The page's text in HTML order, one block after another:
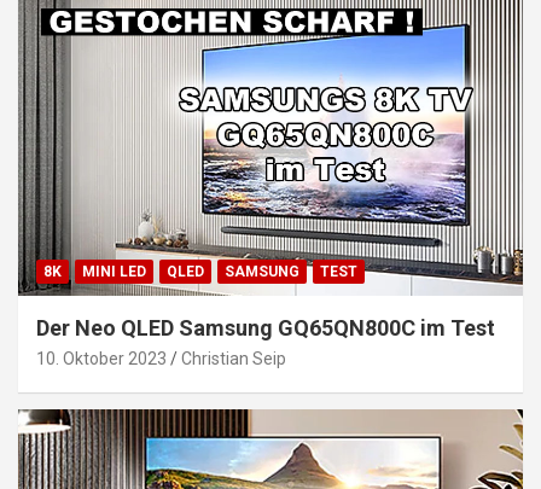
8K MINI LED QLED SAMSUNG TEST
Der Neo QLED Samsung GQ65QN800C im Test
10. Oktober 2023 Christian Seip